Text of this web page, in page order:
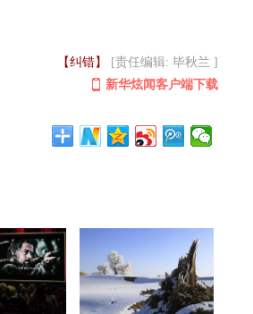
【纠错】
[责任编辑: 毕秋兰 ]
新华炫闻客户端下载